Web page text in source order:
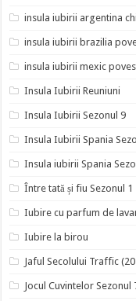
insula iubirii argentina
insula iubirii brazilia
insula iubirii mexic
Insula Iubirii Reuniuni
Insula Iubirii Sezonul 9
Insula Iubirii Spania
Insula iubirii Spania
Între tată și fiu Sezonul 1
Iubire cu parfum de
Iubire la birou
Jaful Secolului Traffic
Jocul Cuvintelor Sezonul